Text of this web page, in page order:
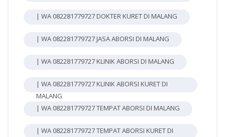
| WA 082281779727 DOKTER KURET DI MALANG
| WA 082281779727 JASA ABORSI DI MALANG
| WA 082281779727 KLINIK ABORSI DI MALANG
| WA 082281779727 KLINIK ABORSI KURET DI
MALANG
| WA 082281779727 TEMPAT ABORSI DI MALANG
| WA 082281779727 TEMPAT ABORSI KURET DI